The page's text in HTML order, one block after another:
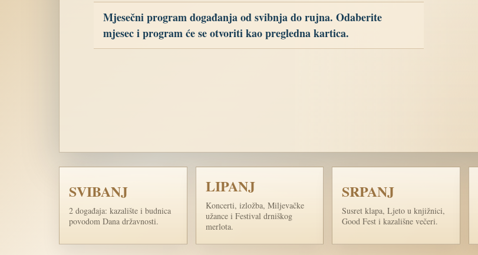
Mjesečni program događanja od svibnja do rujna. Odaberite
mjesec i program će se otvoriti kao pregledna kartica.
SVIBANJ
2 događaja: kazalište i budnica
povodom Dana državnosti.
LIPANJ
Koncerti, izložba, Miljevačke
užance i Festival drniškog
merlota.
SRPANJ
Susret klapa, Ljeto u knjižnici,
Good Fest i kazališne večeri.